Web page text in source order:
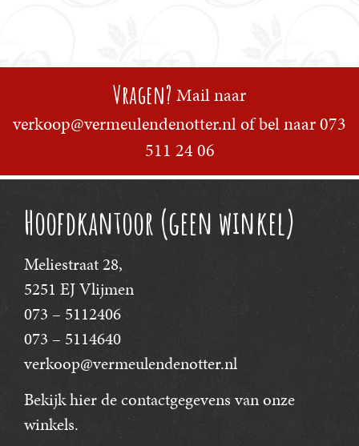
Vragen? Mail naar
verkoop@vermeulendenotter.nlof bel naar073
511 24 06
Hoofdkantoor (geen winkel)
Meliestraat 28,
5251 EJ Vlijmen
073 – 5112406
073 – 5114640
verkoop@vermeulendenotter.nl
Bekijk hierde contactgegevens van onze
winkels.